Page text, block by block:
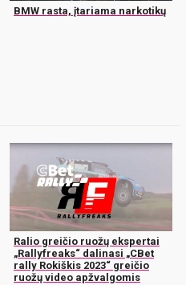
BMW rasta, įtariama narkotikų
Ralio greičio ruožų ekspertai
„Rallyfreaks“ dalinasi „CBet
rally Rokiškis 2023“ greičio
ruožų video apžvalgomis